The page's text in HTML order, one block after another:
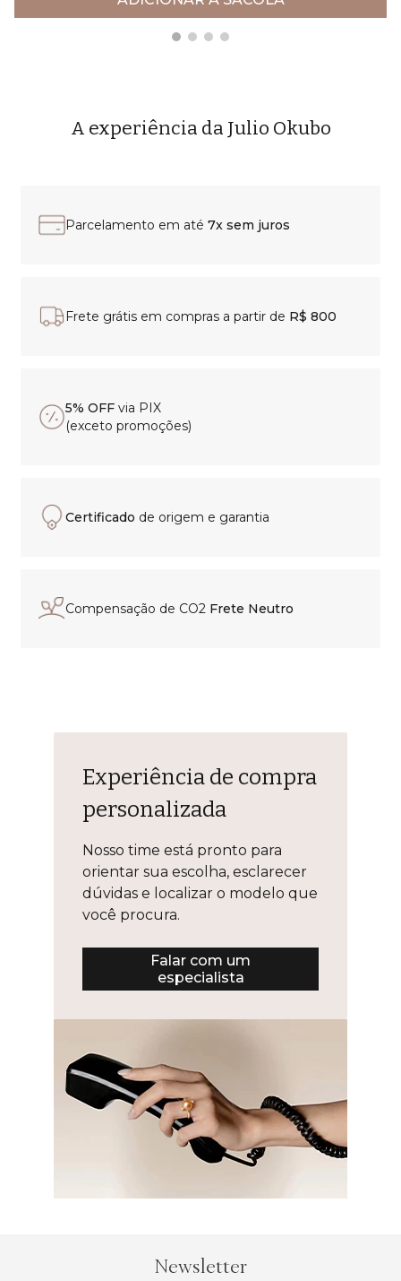
A experiência da Julio Okubo
Parcelamento em até 7x sem juros
Frete grátis em compras a partir de R$ 800
5% OFF via PIX
(exceto promoções)
Certificado de origem e garantia
Compensação de CO2 Frete Neutro
Experiência de compra
personalizada
Nosso time está pronto para
orientar sua escolha, esclarecer
dúvidas e localizar o modelo que
você procura.
Falar com um
especialista
Newsletter